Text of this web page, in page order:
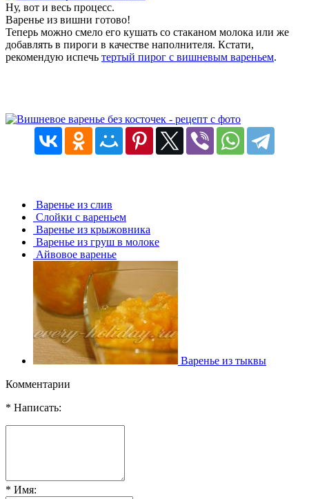
Ну, вот и весь процесс.
Варенье из вишни готово!
Теперь можно смело его кушать со стаканом молока или же
добавлять в пироги в качестве наполнителя. Кстати,
рекомендую испечь тертый пирог с вишневым вареньем.
Варенье из слив
Слойки с вареньем
Варенье из крыжовника
Варенье из груш в молоке
Айвовое варенье
Варенье из тыквы
Комментарии
* Написать:
* Имя: